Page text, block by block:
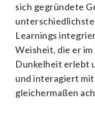
sich gegründete
Learnings
Weisheit, die er
Dunkelheit erlebt
und interagiert
gleichermaßen